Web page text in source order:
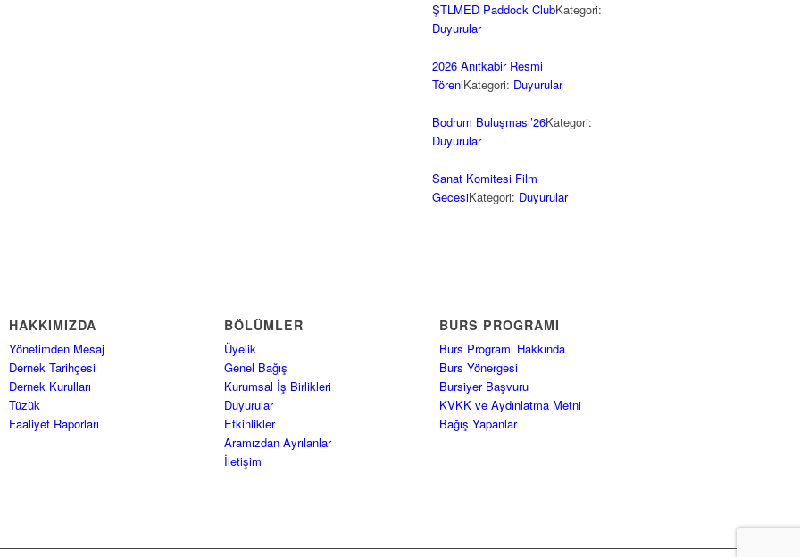
ŞTLMED Paddock ClubKategori:
Duyurular
2026 Anıtkabir Resmi
TöreniKategori: Duyurular
Bodrum Buluşması’26Kategori:
Duyurular
Sanat Komitesi Film
GecesiKategori: Duyurular
HAKKIMIZDA
Yönetimden Mesaj
Dernek Tarihçesi
Dernek Kurulları
Tüzük
Faaliyet Raporları
BÖLÜMLER
Üyelik
Genel Bağış
Kurumsal İş Birlikleri
Duyurular
Etkinlikler
Aramızdan Ayrılanlar
İletişim
BURS PROGRAMI
Burs Programı Hakkında
Burs Yönergesi
Bursiyer Başvuru
KVKK ve Aydınlatma Metni
Bağış Yapanlar